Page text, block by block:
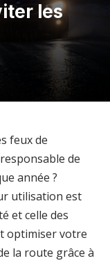
les
feux de
de
année ?
utilisation est
et celle des
optimiser votre
la route grâce à